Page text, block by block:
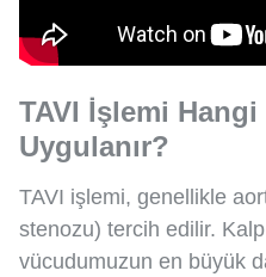
TAVI İşlemi
Uygulanır?
TAVI işlemi, genellikle
stenozu) tercih edilir.
vücudumuzun en büyük